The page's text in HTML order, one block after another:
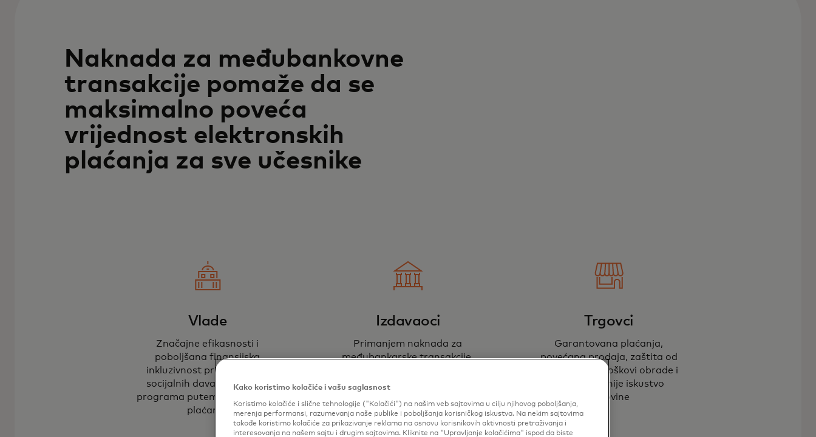
Naknada za međubankovne
transakcije pomaže da se
maksimalno poveća
vrijednost elektronskih
plaćanja za sve učesnike
Vlade
Značajne efikasnosti i
poboljšana finansijska
inkluzivnost pri distribuciji
socijalnih davanja i drugih
programa putem elektronskih
plaćanja
Izdavaoci
Primanjem naknada za
međubankarske transakcije,
troškove proširenja
klijentima
Trgovci
Garantovana plaćanja,
povećana prodaja, zaštita od
prevara, niži troškovi obrade i
brže, efikasnije iskustvo
kupovine
Kako koristimo kolačiće i vašu saglasnost
Koristimo kolačiće i slične tehnologije ("Kolačići") na našim veb sajtovima u cilju njihovog poboljšanja,
merenja performansi, razumevanja naše publike i poboljšanja korisničkog iskustva. Na nekim sajtovima
takođe koristimo kolačiće za prikazivanje reklama na osnovu korisnikovih aktivnosti pretraživanja i
interesovanja na našem sajtu i drugim sajtovima. Kliknite na "Upravljanje kolačićima" ispod da biste